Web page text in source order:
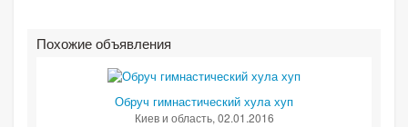
Похожие объявления
Обруч гимнастический хула хуп
Киев и область, 02.01.2016